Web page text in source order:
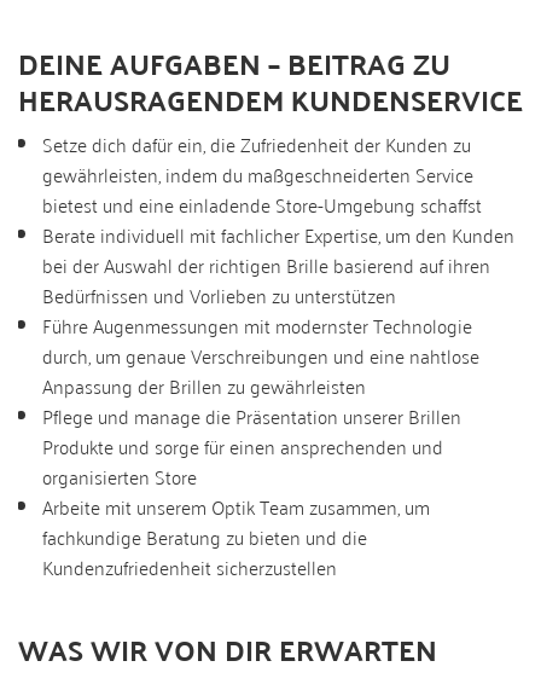
DEINE AUFGABEN – BEITRAG ZU
HERAUSRAGENDEM KUNDENSERVICE
Setze dich dafür ein, die Zufriedenheit der Kunden zu
gewährleisten, indem du maßgeschneiderten Service
bietest und eine einladende Store-Umgebung schaffst
Berate individuell mit fachlicher Expertise, um den Kunden
bei der Auswahl der richtigen Brille basierend auf ihren
Bedürfnissen und Vorlieben zu unterstützen
Führe Augenmessungen mit modernster Technologie
durch, um genaue Verschreibungen und eine nahtlose
Anpassung der Brillen zu gewährleisten
Pflege und manage die Präsentation unserer Brillen
Produkte und sorge für einen ansprechenden und
organisierten Store
Arbeite mit unserem Optik Team zusammen, um
fachkundige Beratung zu bieten und die
Kundenzufriedenheit sicherzustellen
WAS WIR VON DIR ERWARTEN